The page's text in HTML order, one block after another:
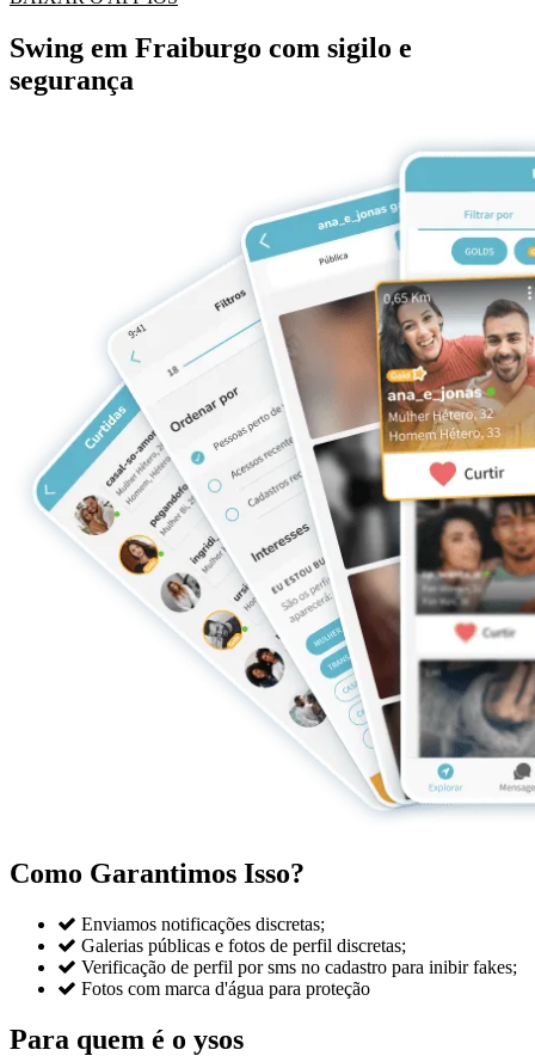
Swing em Fraiburgo com sigilo e
segurança
Como Garantimos Isso?
 Enviamos notificações discretas;
 Galerias públicas e fotos de perfil discretas;
 Verificação de perfil por sms no cadastro para inibir fakes;
 Fotos com marca d'água para proteção
Para quem é o ysos